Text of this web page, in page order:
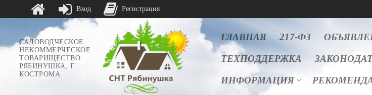
содержимому
САДОВОДЧЕСКОЕ
НЕКОММЕРЧЕСКОЕ
ТОВАРИЩЕСТВО
РЯБИНУШКА, Г.
КОСТРОМА.
ГЛАВНАЯ 217-ФЗ
ТЕХПОДДЕРЖКА
ИНФОРМАЦИЯ
Вход Регистрация